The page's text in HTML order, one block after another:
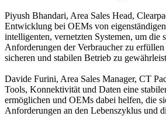
Piyush Bhandari, Area Sales Head,
Entwicklung bei OEMs von
intelligenten, vernetzten Systemen, um die
Anforderungen der Verbraucher zu
sicheren und stabilen Betrieb zu
Davide Furini, Area Sales Manager, CT
Tools, Konnektivität und Daten eine
ermöglichen und OEMs dabei helfen, die
Anforderungen an den Lebenszyklus und